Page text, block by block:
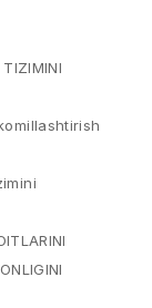
TIZIMINI